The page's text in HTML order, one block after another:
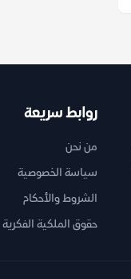
روابط سريعة
من نحن
سياسة الخصوصية
الشروط والأحكام
حقوق الملكية الفكرية